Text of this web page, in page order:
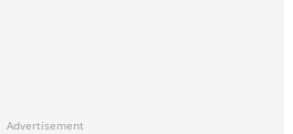
Advertisement